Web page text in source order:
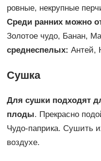
ровные, некрупные
Среди ранних можно
Золотое чудо, Банан,
среднеспелых: Антей,
Сушка
Для сушки подходят
плоды. Прекрасно
Чудо-паприка. Сушить
воздухе.